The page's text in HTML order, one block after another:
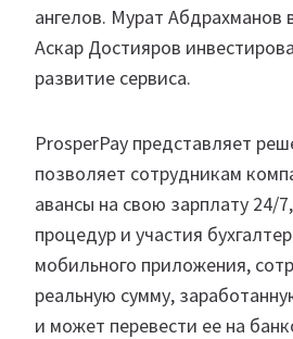
ангелов. Мурат Абдрахманов
Аскар Достияров
развитие сервиса.
ProsperPay представляет
позволяет сотрудникам
авансы на свою зарплату 24/
процедур и участия
мобильного приложения,
реальную сумму,
и может перевести ее на